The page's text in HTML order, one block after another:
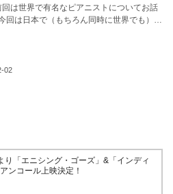
は世界で有名なピアニストについてお話
回は日本で（もちろん同時に世界でも）有
についてお話しします。カバー画像：『ピ
Hands』より©Lydia Pawelka
り「エニシング・ゴーズ」&「インディ
ンコール上映決定！